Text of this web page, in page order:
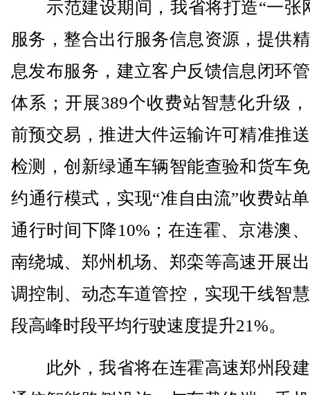
示范建设期间，我省将打造“一张
服务，整合出行服务信息资源，提供
息发布服务，建立客户反馈信息闭环
体系；开展389个收费站智慧化升级
前预交易，推进大件运输许可精准推
检测，创新绿通车辆智能查验和货车
约通行模式，实现“准自由流”收费站
通行时间下降10%；在连霍、京港澳
南绕城、郑州机场、郑栾等高速开展
调控制、动态车道管控，实现干线智
段高峰时段平均行驶速度提升21%。
此外，我省将在连霍高速郑州段